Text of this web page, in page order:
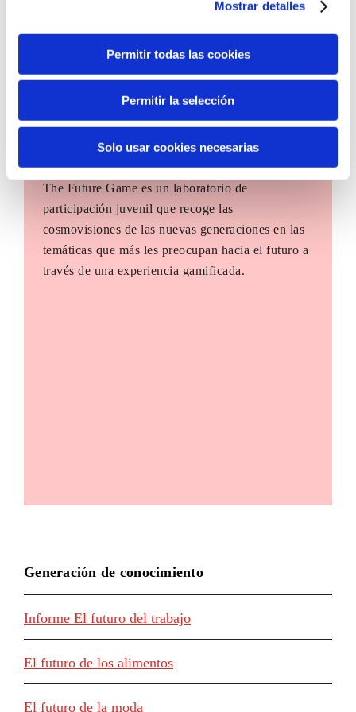
Mostrar detalles
Permitir todas las cookies
Permitir la selección
Solo usar cookies necesarias
The Future Game
The Future Game es un laboratorio de
participación juvenil que recoge las
cosmovisiones de las nuevas generaciones en las
temáticas que más les preocupan hacia el futuro a
través de una experiencia gamificada.
Generación de conocimiento
Informe El futuro del trabajo
El futuro de los alimentos
El futuro de la moda